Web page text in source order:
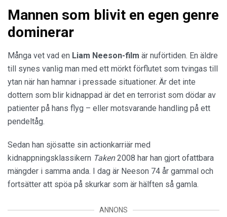
Mannen som blivit en egen genre
dominerar
Många vet vad en Liam Neeson-film är nuförtiden. En äldre
till synes vanlig man med ett mörkt förflutet som tvingas till
ytan när han hamnar i pressade situationer. Är det inte
dottern som blir kidnappad är det en terrorist som dödar av
patienter på hans flyg – eller motsvarande handling på ett
pendeltåg.
Sedan han sjösatte sin actionkarriär med
kidnappningsklassikern Taken2008 har han gjort ofattbara
mängder i samma anda. I dag är Neeson 74 år gammal och
fortsätter att spöa på skurkar som är hälften så gamla.
ANNONS